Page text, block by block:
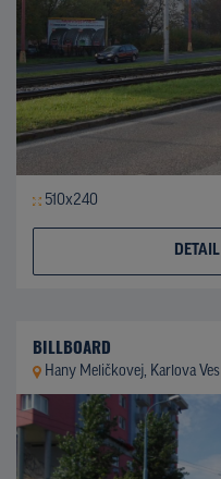
510x240
DETAIL
BILLBOARD
Hany Meličkovej, Karlova Ves